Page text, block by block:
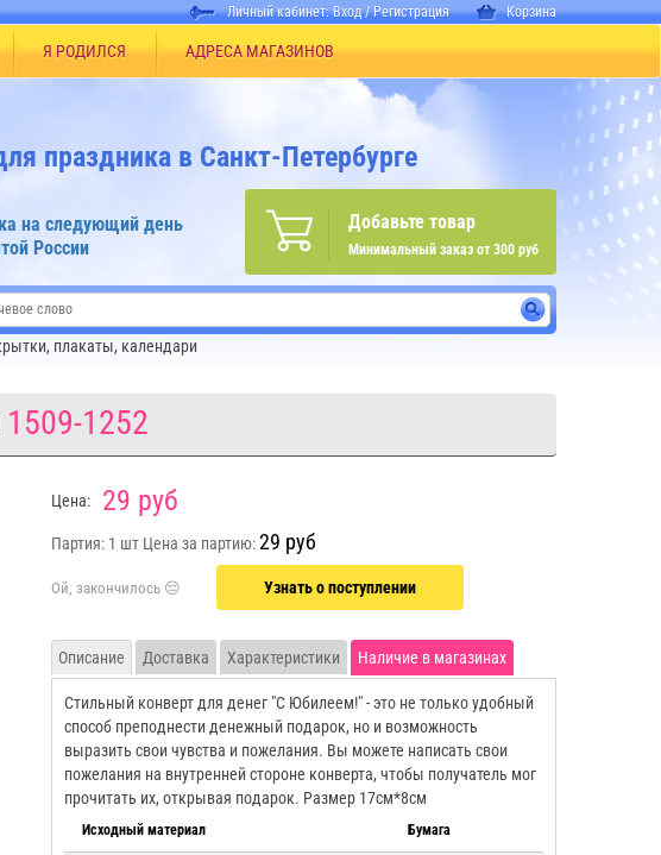
Личный кабинет:Вход/Регистрация Корзина
Я РОДИЛСЯ АДРЕСА МАГАЗИНОВ
праздника в Санкт-Петербурге
Добавьте товар
Минимальный заказ от 300 руб
на следующий день
России
плакаты, календари
1509-1252
Цена: 29 руб
Партия: 1 шт Цена за партию:29 руб
Узнать о поступлении
Описание Доставка Характеристики Наличие в магазинах
Стильный конверт для денег "С Юбилеем!" - это не только удобный
способ преподнести денежный подарок, но и возможность
выразить свои чувства и пожелания. Вы можете написать свои
пожелания на внутренней стороне конверта, чтобы получатель мог
прочитать их, открывая подарок. Размер 17см*8см
Исходный материал Бумага